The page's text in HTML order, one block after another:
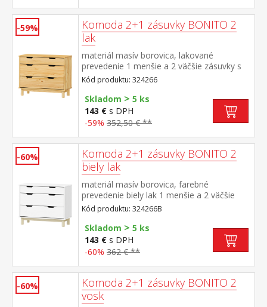
-59%
Komoda 2+1 zásuvky BONITO 2
lak
materiál masív borovica, lakované
prevedenie 1 menšie a 2 väčšie zásuvky s
kovovými pojazdmi
Kód produktu: 324266
Skladom > 5 ks
143 € s DPH
-59% 352,50 € **
-60%
Komoda 2+1 zásuvky BONITO 2
biely lak
materiál masív borovica, farebné
prevedenie biely lak 1 menšie a 2 väčšie
zásuvky s kovovými pojazdmi
Kód produktu: 324266B
Skladom > 5 ks
143 € s DPH
-60% 362 € **
-60%
Komoda 2+1 zásuvky BONITO 2
vosk